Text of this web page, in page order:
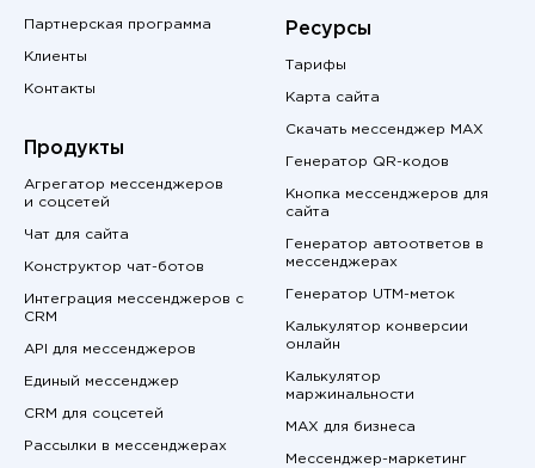
Партнерская программа
Клиенты
Контакты
Продукты
Агрегатор мессенджеров
и соцсетей
Чат для сайта
Конструктор чат-ботов
Интеграция мессенджеров с
CRM
API для мессенджеров
Единый мессенджер
CRM для соцсетей
Рассылки в мессенджерах
Ресурсы
Тарифы
Карта сайта
Скачать мессенджер MAX
Генератор QR-кодов
Кнопка мессенджеров для
сайта
Генератор автоответов в
мессенджерах
Генератор UTM-меток
Калькулятор конверсии
онлайн
Калькулятор
маржинальности
MAX для бизнеса
Мессенджер-маркетинг